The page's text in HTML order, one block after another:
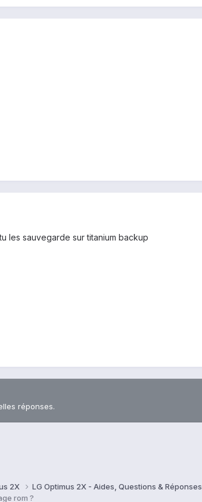
les sauvegarde sur titanium backup
réponses.
2X
LG Optimus 2X - Aides, Questions & Réponses
rom ?